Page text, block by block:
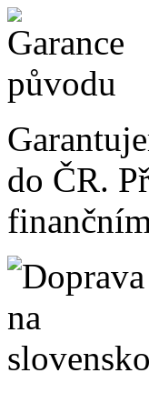
do ČR.